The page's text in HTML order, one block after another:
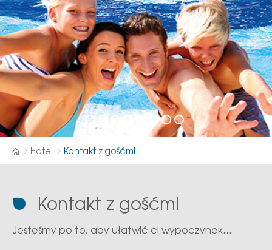
Hotel Kontakt z gośćmi
Kontakt z gośćmi
Jesteśmy po to, aby ułatwić ci wypoczynek…